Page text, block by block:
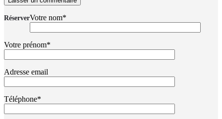
RéserverVotre nom*
Votre prénom*
Adresse email
Téléphone*